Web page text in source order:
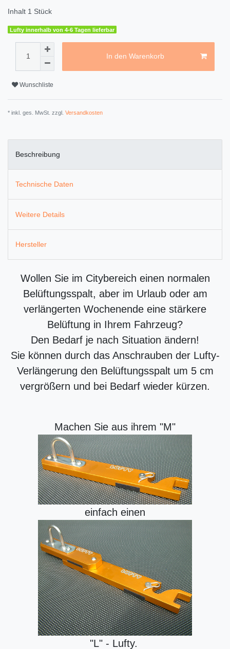
Inhalt 1 Stück
Lufty innerhalb von 4-6 Tagen lieferbar
In den Warenkorb
Wunschliste
* inkl. ges. MwSt. zzgl. Versandkosten
Beschreibung
Technische Daten
Weitere Details
Hersteller
Wollen Sie im Citybereich einen normalen
Belüftungsspalt, aber im Urlaub oder am
verlängerten Wochenende eine stärkere
Belüftung in Ihrem Fahrzeug?
Den Bedarf je nach Situation ändern!
Sie können durch das Anschrauben der Lufty-
Verlängerung den Belüftungsspalt um 5 cm
vergrößern und bei Bedarf wieder kürzen.
Machen Sie aus ihrem "M"
einfach einen
"L" - Lufty.